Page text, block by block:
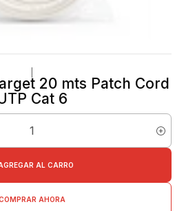
20 mts Patch Cord
Cat 6
AL CARRO
AHORA